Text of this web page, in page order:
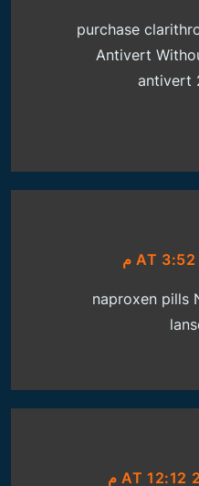
purchase
Antivert
antivert
naproxen pills